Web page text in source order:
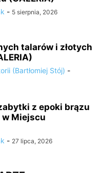
- 5 sierpnia, 2026
talarów i złotych
(Bartłomiej Stój) -
z epoki brązu
Miejscu
- 27 lipca, 2026